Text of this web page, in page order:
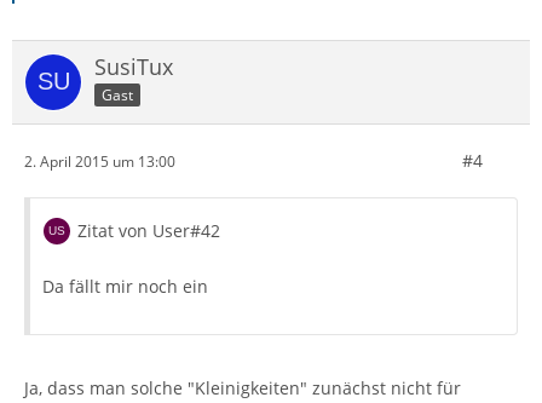
SusiTux
Gast
2. April 2015 um 13:00 #4
Zitat von User#42
Da fällt mir noch ein
Ja, dass man solche "Kleinigkeiten" zunächst nicht für